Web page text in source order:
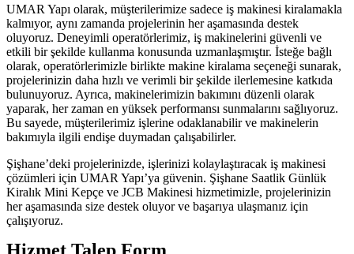
UMAR Yapı olarak, müşterilerimize sadece iş makinesi kiralamakla
kalmıyor, aynı zamanda projelerinin her aşamasında destek
oluyoruz. Deneyimli operatörlerimiz, iş makinelerini güvenli ve
etkili bir şekilde kullanma konusunda uzmanlaşmıştır. İsteğe bağlı
olarak, operatörlerimizle birlikte makine kiralama seçeneği sunarak,
projelerinizin daha hızlı ve verimli bir şekilde ilerlemesine katkıda
bulunuyoruz. Ayrıca, makinelerimizin bakımını düzenli olarak
yaparak, her zaman en yüksek performansı sunmalarını sağlıyoruz.
Bu sayede, müşterilerimiz işlerine odaklanabilir ve makinelerin
bakımıyla ilgili endişe duymadan çalışabilirler.
Şişhane’deki projelerinizde, işlerinizi kolaylaştıracak iş makinesi
çözümleri için UMAR Yapı’ya güvenin. Şişhane Saatlik Günlük
Kiralık Mini Kepçe ve JCB Makinesi hizmetimizle, projelerinizin
her aşamasında size destek oluyor ve başarıya ulaşmanız için
çalışıyoruz.